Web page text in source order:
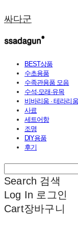
싸다군
BEST상품
수초용품
수족관용품 모음
수석·모래·유목
비바리움 · 테라리움
사료
세트어항
조명
DIY용품
후기
Search 검색
Log In 로그인
Cart장바구니